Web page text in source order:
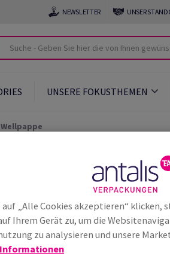
NEWSLETTER UNSER
UNSERE FOKUSTHEMEN
Wellpappe
aus
Norm 4530
auf „Alle Cookies akzeptieren“ klicken,
Ihrem Gerät zu, um die
zu analysieren und unsere